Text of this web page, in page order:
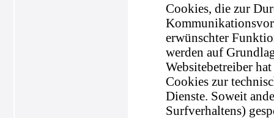
Cookies, die zur
erwünschter
werden auf
Websitebetreiber
Cookies zur
Dienste. Soweit
Surfverhaltens)